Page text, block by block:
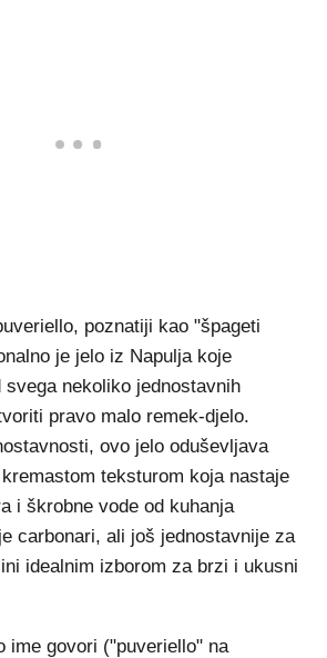
poznatiji kao "špageti
je jelo iz Napulja koje
svega nekoliko jednostavnih
pravo malo remek-djelo.
ovo jelo oduševljava
teksturom koja nastaje
i škrobne vode od kuhanja
carbonari, ali još jednostavnije za
idealnim izborom za brzi i ukusni
ime govori ("puveriello" na